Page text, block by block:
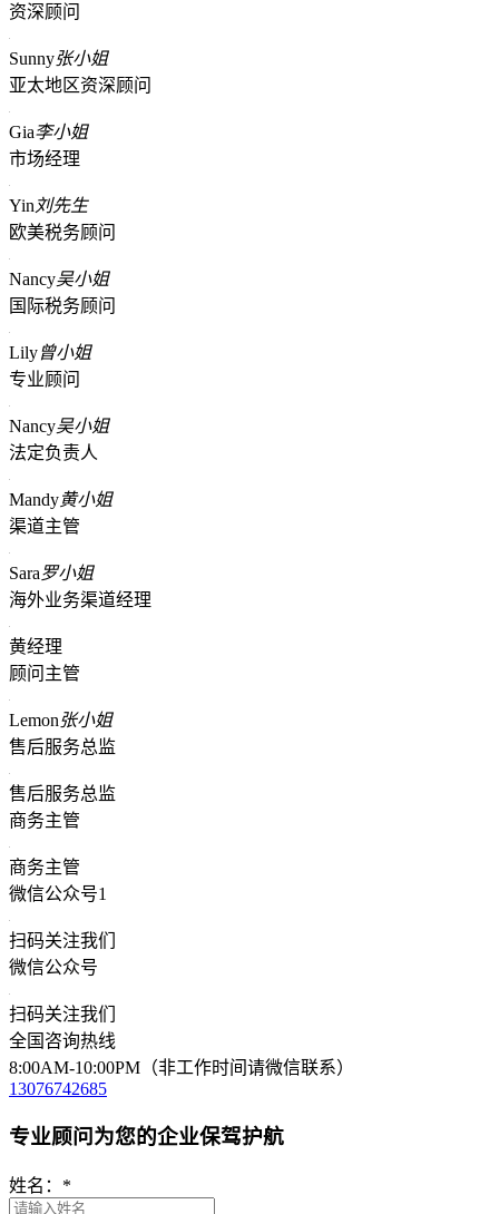
资深顾问
Sunny张小姐
亚太地区资深顾问
Gia李小姐
市场经理
Yin 刘先生
欧美税务顾问
Nancy吴小姐
国际税务顾问
Lily曾小姐
专业顾问
Nancy吴小姐
法定负责人
Mandy黄小姐
渠道主管
Sara罗小姐
海外业务渠道经理
黄经理
顾问主管
Lemon张小姐
售后服务总监
售后服务总监
商务主管
商务主管
微信公众号1
扫码关注我们
微信公众号
扫码关注我们
全国咨询热线
8:00AM-10:00PM（非工作时间请微信联系）
13076742685
专业顾问为您的企业保驾护航
姓名： *